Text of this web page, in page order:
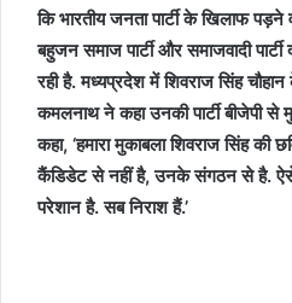
कि भारतीय जनता पार्टी के खिलाफ
बहुजन समाज पार्टी और समाजवादी
रही है. मध्यप्रदेश में शिवराज सिंह
कमलनाथ ने कहा उनकी पार्टी बीजेपी से
कहा, ‘हमारा मुकाबला शिवराज सिंह की
कैंडिडेट से नहीं है, उनके संगठन से है. ऐसे
परेशान है. सब निराश हैं.’